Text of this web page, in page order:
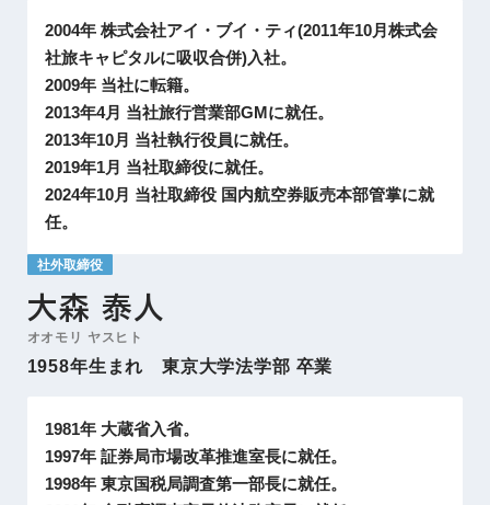
2004年 株式会社アイ・ブイ・ティ(2011年10月株式会
社旅キャピタルに吸収合併)入社。
2009年 当社に転籍。
2013年4月 当社旅行営業部GMに就任。
2013年10月 当社執行役員に就任。
2019年1月 当社取締役に就任。
2024年10月 当社取締役 国内航空券販売本部管掌に就
任。
社外取締役
大森 泰人
オオモリ ヤスヒト
1958年生まれ 東京大学法学部 卒業
1981年 大蔵省入省。
1997年 証券局市場改革推進室長に就任。
1998年 東京国税局調査第一部長に就任。